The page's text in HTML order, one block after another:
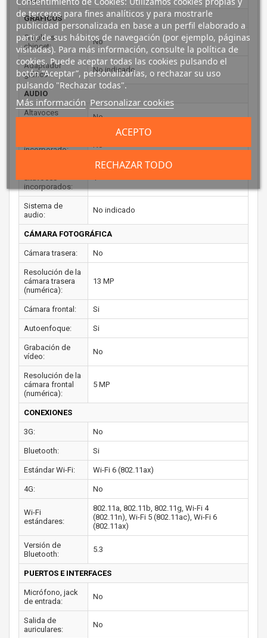
GRÁFICOS
Graphics
chipset:
No
Adaptador
gráfico:
No indicado
AUDIO
Altavoces
No
incorporado:
incorporados:
Sistema de
audio:
No indicado
CÁMARA FOTOGRÁFICA
Cámara trasera: No
Resolución de la
cámara trasera
(numérica):
13 MP
Cámara frontal: Si
Autoenfoque: Si
Grabación de
vídeo:
No
Resolución de la
cámara frontal
(numérica):
5 MP
CONEXIONES
3G: No
Bluetooth: Si
Estándar Wi-Fi: Wi-Fi 6 (802.11ax)
4G: No
Wi-Fi
estándares:
802.11a, 802.11b, 802.11g, Wi-Fi 4
(802.11n), Wi-Fi 5 (802.11ac), Wi-Fi 6
(802.11ax)
Versión de
Bluetooth:
5.3
PUERTOS E INTERFACES
Micrófono, jack
de entrada:
No
Salida de
auriculares:
No
de terceros para fines analíticos y para mostrarle
publicidad personalizada en base a un perfil elaborado a
partir de sus hábitos de navegación (por ejemplo, páginas
visitadas). Para más información, consulte la política de
cookies. Puede aceptar todas las cookies pulsando el
botón “Aceptar”, personalizarlas, o rechazar su uso
pulsando "Rechazar todas".
Más información Personalizar cookies
RECHAZAR TODO
ACEPTO